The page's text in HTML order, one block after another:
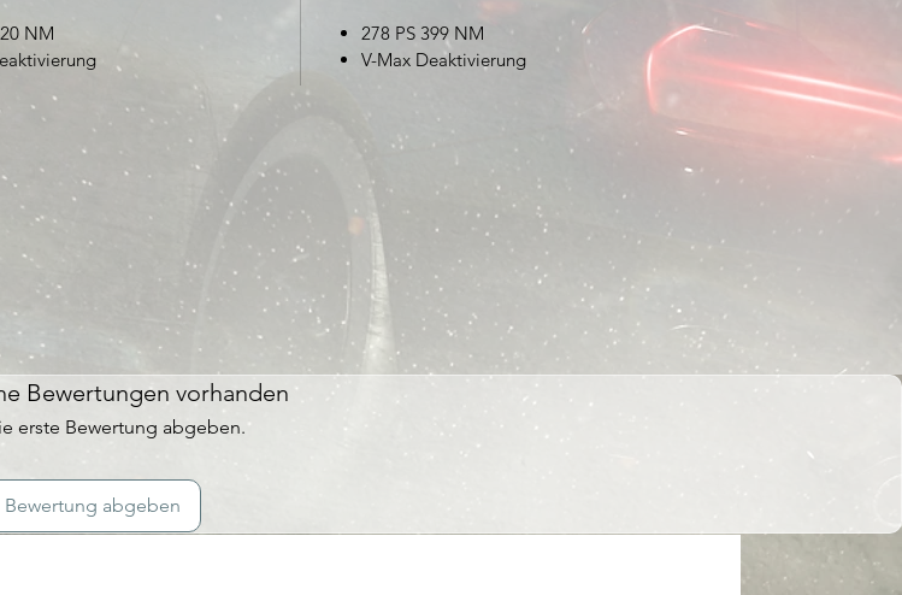
NM
278 PS 399 NM
V-Max Deaktivierung
Bewertungen vorhanden
erste Bewertung abgeben.
Bewertung abgeben